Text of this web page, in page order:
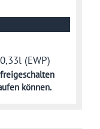
(EWP)
können.